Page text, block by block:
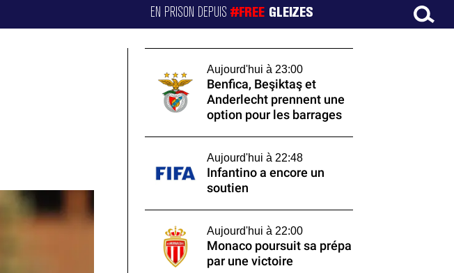
EN PRISON DEPUIS#FREE GLEIZES
Aujourd'hui à 23:00
Benfica, Beşiktaş et
Anderlecht prennent une
option pour les barrages
Aujourd'hui à 22:48
Infantino a encore un
soutien
Aujourd'hui à 22:00
Monaco poursuit sa prépa
par une victoire